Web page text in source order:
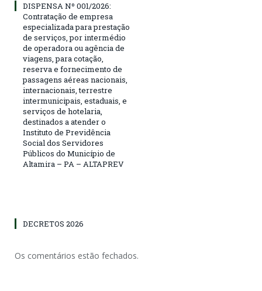
DISPENSA Nº 001/2026:
Contratação de empresa
especializada para prestação
de serviços, por intermédio
de operadora ou agência de
viagens, para cotação,
reserva e fornecimento de
passagens aéreas nacionais,
internacionais, terrestre
intermunicipais, estaduais, e
serviços de hotelaria,
destinados a atender o
Instituto de Previdência
Social dos Servidores
Públicos do Município de
Altamira – PA – ALTAPREV
DECRETOS 2026
Os comentários estão fechados.